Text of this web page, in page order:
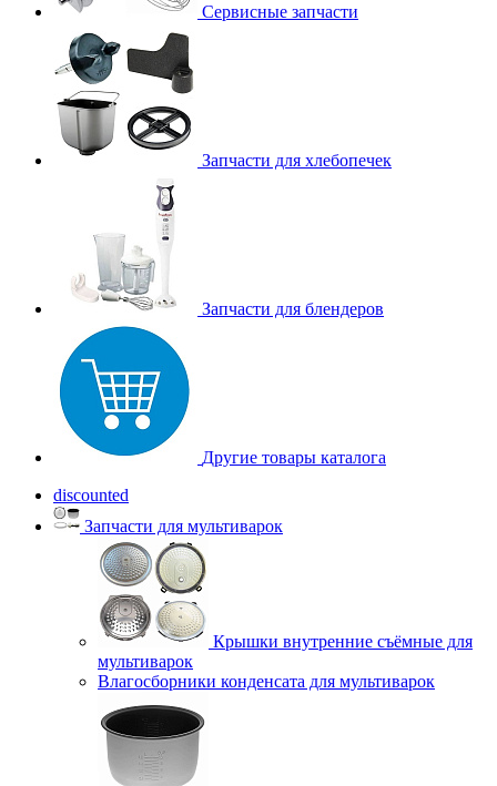
Сервисные запчасти
Запчасти для хлебопечек
Запчасти для блендеров
Другие товары каталога
discounted
Запчасти для мультиварок
Крышки внутренние съёмные для
мультиварок
Влагосборники конденсата для мультиварок